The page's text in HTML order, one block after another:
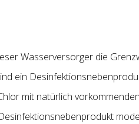
Wasserversorger die
ein
mit natürlich